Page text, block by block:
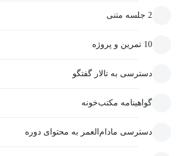
2 جلسه متنی
10 تمرین و پروژه
دسترسی به تالار گفتگو
گواهینامه مکتب‌خونه
دسترسی مادام‌العمر به محتوای دوره